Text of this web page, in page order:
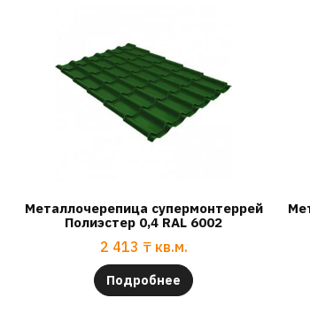
Металлочерепица супермонтеррей
Полиэстер 0,4 RAL 6002
2 413 ₸ кв.м.
Подробнее